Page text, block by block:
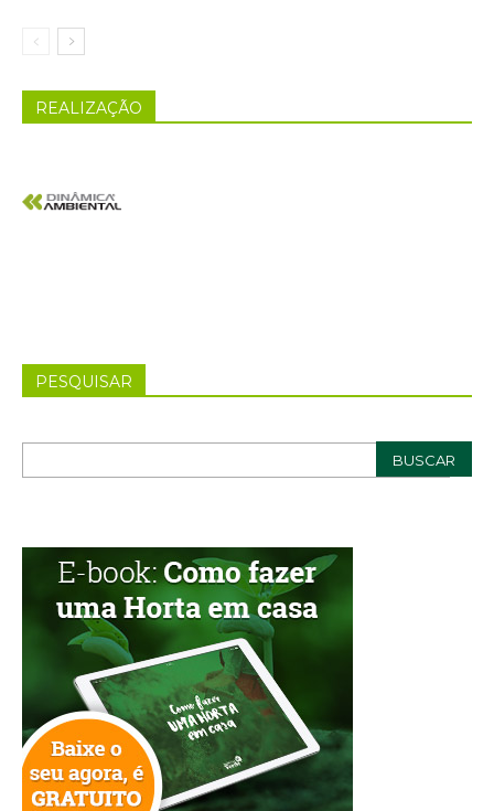
REALIZAÇÃO
PESQUISAR